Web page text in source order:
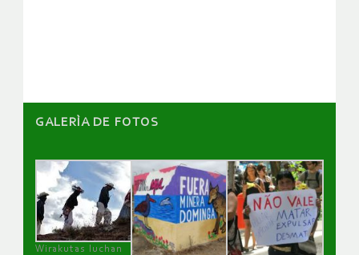
GALERÌA DE FOTOS
Wirakutas luchan